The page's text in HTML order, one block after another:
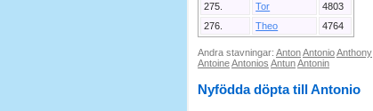
275.
Tor
4803
276.
Theo 4764
Andra stavningar: AntonAntonioAnthony
AntoineAntonios AntunAntonin
Nyfödda döpta till Antonio